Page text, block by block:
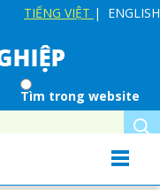
TIẾNG VIỆT | ENGLISH
Tìm trong website